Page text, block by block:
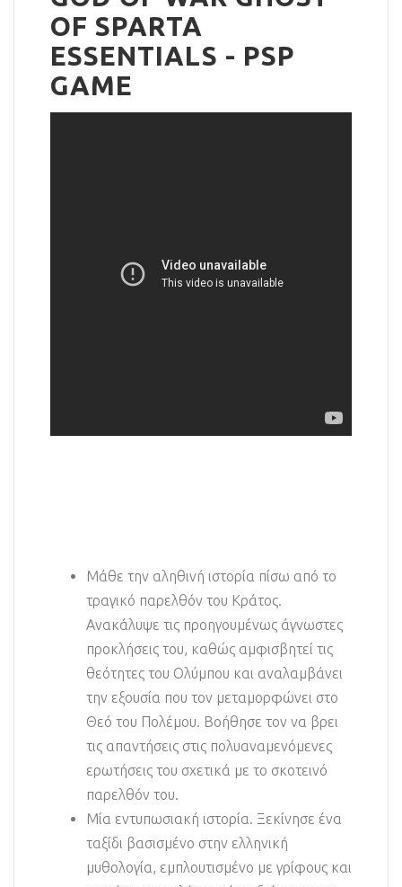
OF SPARTA
ESSENTIALS - PSP
GAME
Μάθε την αληθινή ιστορία πίσω από το
τραγικό παρελθόν του Κράτος.
Ανακάλυψε τις προηγουμένως άγνωστες
προκλήσεις του, καθώς αμφισβητεί τις
θεότητες του Ολύμπου και αναλαμβάνει
την εξουσία που τον μεταμορφώνει στο
Θεό του Πολέμου. Βοήθησε τον να βρει
τις απαντήσεις στις πολυαναμενόμενες
ερωτήσεις του σχετικά με το σκοτεινό
παρελθόν του.
Μία εντυπωσιακή ιστορία. Ξεκίνησε ένα
ταξίδι βασισμένο στην ελληνική
μυθολογία, εμπλουτισμένο με γρίφους και